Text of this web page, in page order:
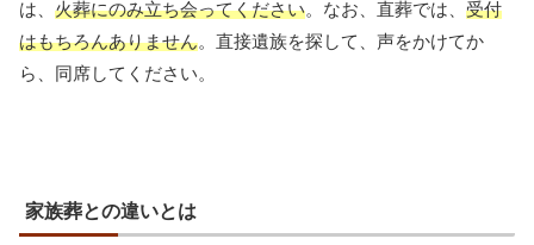
は、 火葬にのみ立ち会ってください。なお、直葬では、 受付
はもちろんありません。直接遺族を探して、声をかけてか
ら、同席してください。
家族葬との違いとは